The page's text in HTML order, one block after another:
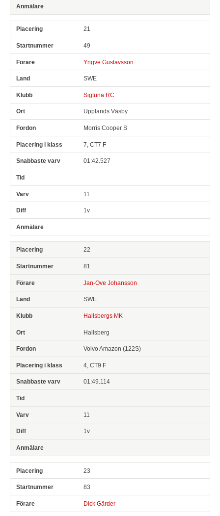
21
49
Yngve Gustavsson
SWE
Sigtuna RC
Upplands Väsby
Morris Cooper S
7, CT7 F
01:42.527
11
1v
22
81
Jan-Ove Johansson
SWE
Hallsbergs MK
Hallsberg
Volvo Amazon (122S)
4, CT9 F
01:49.114
11
1v
23
83
Dick Gärder